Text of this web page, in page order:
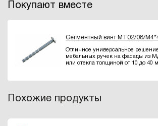
Покупают вместе
Сегментный винт MT02/08/
Отличное универсальное
мебельных ручек на фасады из
или стекла толщиной от 10 до 40
Похожие продукты